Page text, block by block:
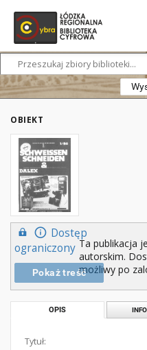
OBIEKT
Dostęp
ograniczony
Pokaż treść
Ta publikacja
autorskim.
możliwy po
OPIS
Tytuł: